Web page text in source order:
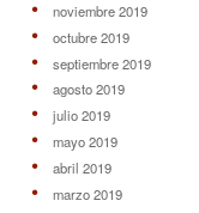
noviembre 2019
octubre 2019
septiembre 2019
agosto 2019
julio 2019
mayo 2019
abril 2019
marzo 2019